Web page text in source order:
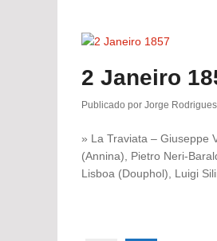
2 Janeiro
Publicado por Jorge Rodrigues
» La Traviata – Giuseppe
(Annina), Pietro Neri-
Lisboa (Douphol), Luigi